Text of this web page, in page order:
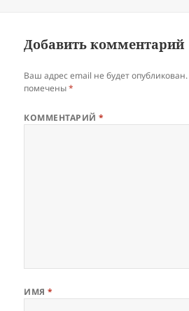
Добавить комментарий
Ваш адрес email не будет опубликован.
помечены*
КОММЕНТАРИЙ*
ИМЯ*